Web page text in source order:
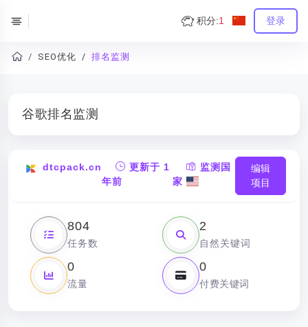
积分:1 登录
SEO优化 排名监测
谷歌排名监测
dtcpack.cn
更新于 1
年前
监测国
家
编辑
项目
804
任务数
2
自然关键词
0
流量
0
付费关键词